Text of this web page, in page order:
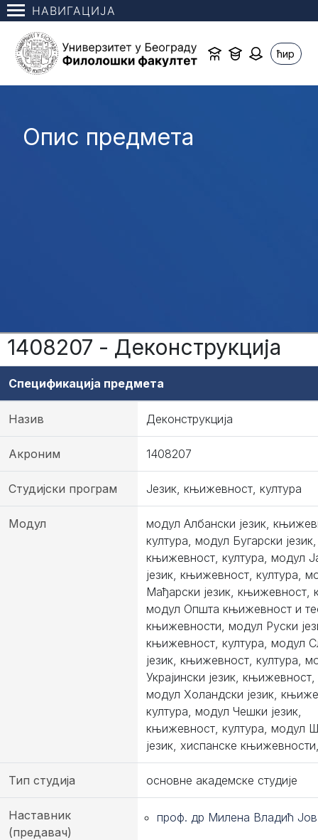
НАВИГАЦИЈА
ћир
Опис предмета
1408207 - Деконструкција
Спецификација предмета
Назив Деконструкција
Акроним 1408207
Студијски програм Језик, књижевност, култура
Модул
модул Албански језик,
култура, модул Бугарски језик,
књижевност, култура, модул
језик, књижевност, култура,
Мађарски језик, књижевност,
модул Општа књижевност и
књижевности, модул Руски
књижевност, култура, модул
језик, књижевност, култура,
Украјински језик, књижевност,
модул Холандски језик,
култура, модул Чешки језик,
књижевност, култура, модул
језик, хиспанске
Тип студија основне академске студије
Наставник
(предавач)
проф. др Милена Владић